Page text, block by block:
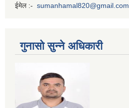
ईमेल :- sumanhamal820@gmail.com
गुनासो सुन्ने अधिकारी